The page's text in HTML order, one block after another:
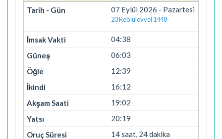
07 Eylül 2026 - Pazartesi
23 Rebiülevvel 1448
04:38
06:03
12:39
16:12
19:02
20:19
14 saat, 24 dakika